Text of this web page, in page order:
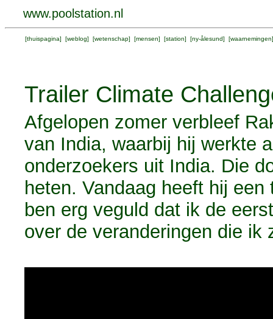
www.poolstation.nl
[thuispagina] [weblog] [wetenschap] [mensen] [station] [ny-ålesund] [waarnemingen
Trailer Climate
Afgelopen zomer verbleef
van India, waarbij hij werkte
onderzoekers uit India. Die
heten. Vandaag heeft hij
ben erg veguld dat ik de
over de veranderingen die ik